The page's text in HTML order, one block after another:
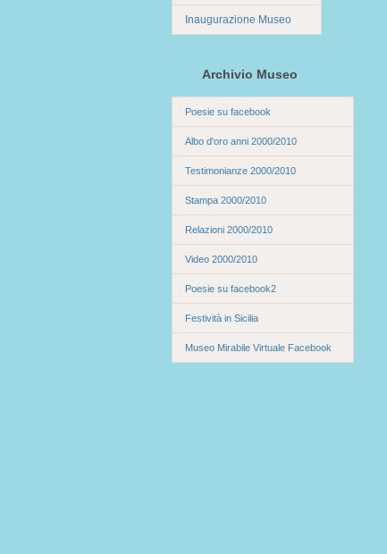
Inaugurazione Museo
Archivio Museo
Poesie su facebook
Albo d'oro anni 2000/2010
Testimonianze 2000/2010
Stampa 2000/2010
Relazioni 2000/2010
Video 2000/2010
Poesie su facebook2
Festività in Sicilia
Museo Mirabile Virtuale Facebook